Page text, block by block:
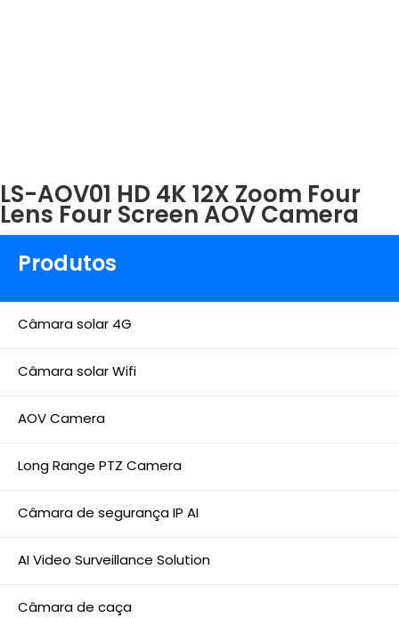
Produtos
Câmara solar 4G
Câmara solar Wifi
AOV Camera
Long Range PTZ Camera
Câmara de segurança IP AI
AI Video Surveillance Solution
Câmara de caça
LS-AOV01 HD 4K 12X Zoom Four
Lens Four Screen AOV Camera